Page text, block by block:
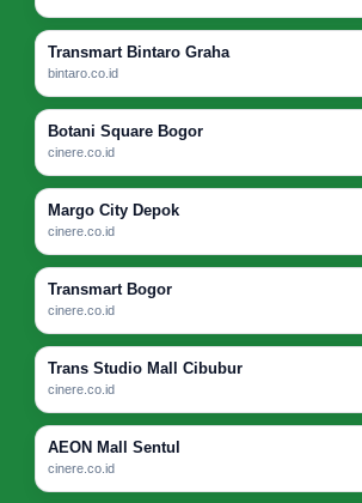
Transmart Bintaro Graha
bintaro.co.id
Botani Square Bogor
cinere.co.id
Margo City Depok
cinere.co.id
Transmart Bogor
cinere.co.id
Trans Studio Mall Cibubur
cinere.co.id
AEON Mall Sentul
cinere.co.id